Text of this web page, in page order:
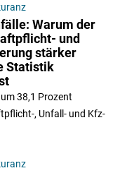
Warum der
und
stärker
Statistik
38,1 Prozent
, Unfall- und Kfz-